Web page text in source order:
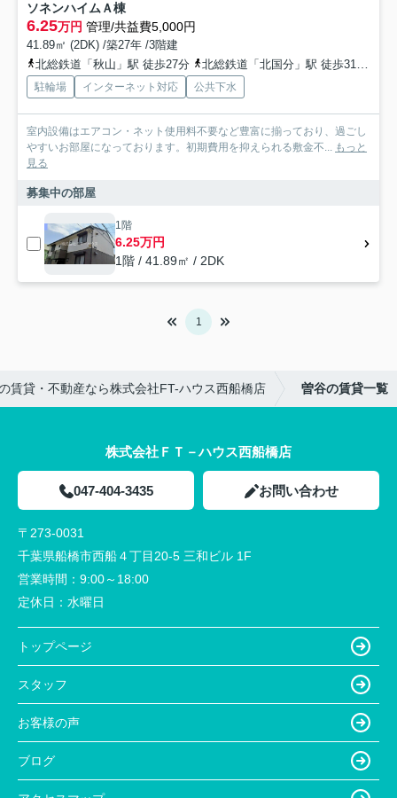
ソネンハイムＡ棟
6.25万円 管理/共益費5,000円
41.89㎡ (2DK) /築27年 /3階建
北総鉄道「秋山」駅 徒歩27分
北総鉄道「北国分」駅 徒歩31分
駐輪場 インターネット対応 公共下水
室内設備はエアコン・ネット使用料不要など豊富に揃っており、過ごし
やすいお部屋になっております。初期費用を抑えられる敷金不... もっと
見る
募集中の部屋
1階
6.25万円
1階 / 41.89㎡ / 2DK
1
賃貸・不動産なら株式会社FT-ハウス西船橋店 曽谷の賃貸一覧
株式会社ＦＴ－ハウス西船橋店
047-404-3435 お問い合わせ
〒273-0031
千葉県船橋市西船４丁目20-5 三和ビル 1F
営業時間： 9:00～18:00
定休日： 水曜日
トップページ
スタッフ
お客様の声
ブログ